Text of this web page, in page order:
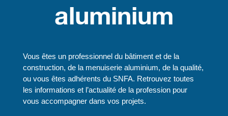
aluminium
Vous êtes un professionnel du bâtiment et de la
construction, de la menuiserie aluminium, de la qualité,
ou vous êtes adhérents du SNFA. Retrouvez toutes
les informations et l’actualité de la profession pour
vous accompagner dans vos projets.